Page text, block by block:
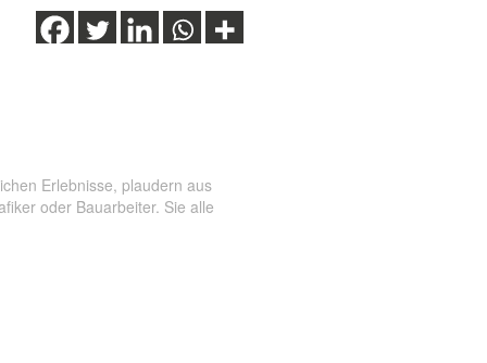
Erlebnisse, plaudern aus
oder Bauarbeiter. Sie alle